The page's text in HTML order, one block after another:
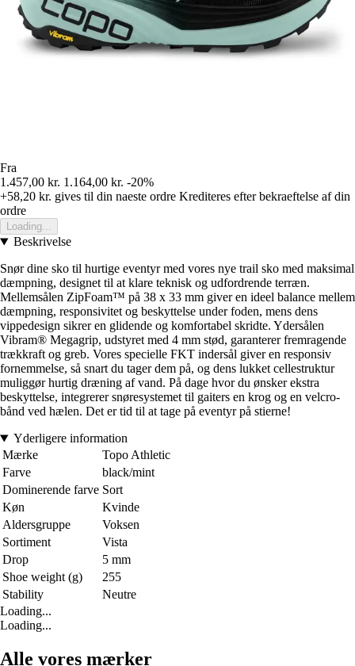
Fra
1.457,00 kr. 1.164,00 kr. -20%
+58,20 kr. gives til din naeste ordre Krediteres efter bekraeftelse af din
ordre
Loading...
Beskrivelse
Snør dine sko til hurtige eventyr med vores nye trail sko med maksimal
dæmpning, designet til at klare teknisk og udfordrende terræn.
Mellemsålen ZipFoam™ på 38 x 33 mm giver en ideel balance mellem
dæmpning, responsivitet og beskyttelse under foden, mens dens
vippedesign sikrer en glidende og komfortabel skridte. Ydersålen
Vibram® Megagrip, udstyret med 4 mm stød, garanterer fremragende
trækkraft og greb. Vores specielle FKT indersål giver en responsiv
fornemmelse, så snart du tager dem på, og dens lukket cellestruktur
muliggør hurtig dræning af vand. På dage hvor du ønsker ekstra
beskyttelse, integrerer snøresystemet til gaiters en krog og en velcro-
bånd ved hælen. Det er tid til at tage på eventyr på stierne!
Yderligere information
Mærke
Topo Athletic
Farve
black/mint
Dominerende farve Sort
Køn
Kvinde
Aldersgruppe
Voksen
Sortiment
Vista
Drop
5 mm
Shoe weight (g)
255
Stability
Neutre
Loading...
Loading...
Alle vores mærker